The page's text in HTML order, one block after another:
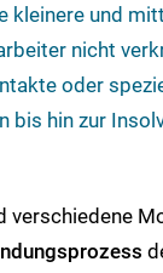
kleinere und
nicht
oder
bis hin zur
verschiedene